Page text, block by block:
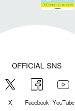
OFFICIAL SNS
X Facebook YouTube